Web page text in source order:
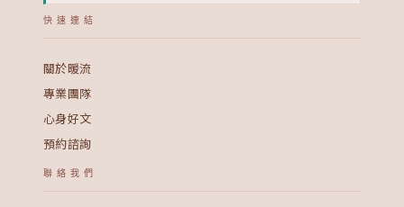
快速連結
關於暖流
專業團隊
心身好文
預約諮詢
聯絡我們